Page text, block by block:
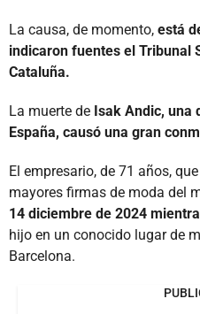
La causa, de momento, está
indicaron fuentes el Tribunal
Cataluña.
La muerte de Isak Andic, una
España, causó una gran
El empresario, de 71 años,
mayores firmas de moda del
14 diciembre de 2024
hijo en un conocido lugar de
Barcelona.